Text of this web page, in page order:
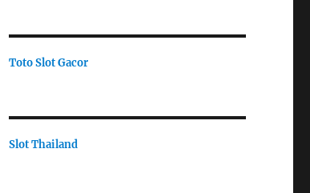
Toto Slot Gacor
Slot Thailand